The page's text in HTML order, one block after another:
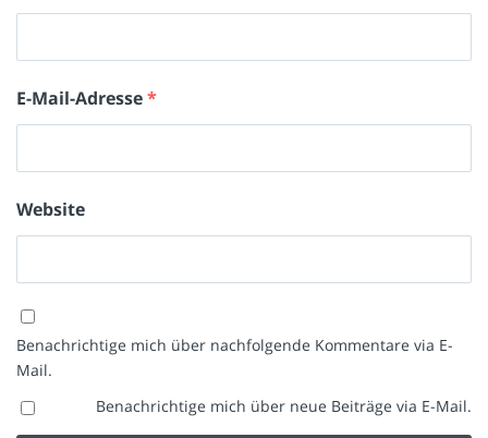
E-Mail-Adresse*
Website
Benachrichtige mich über nachfolgende Kommentare via E-
Mail.
Benachrichtige mich über neue Beiträge via E-Mail.